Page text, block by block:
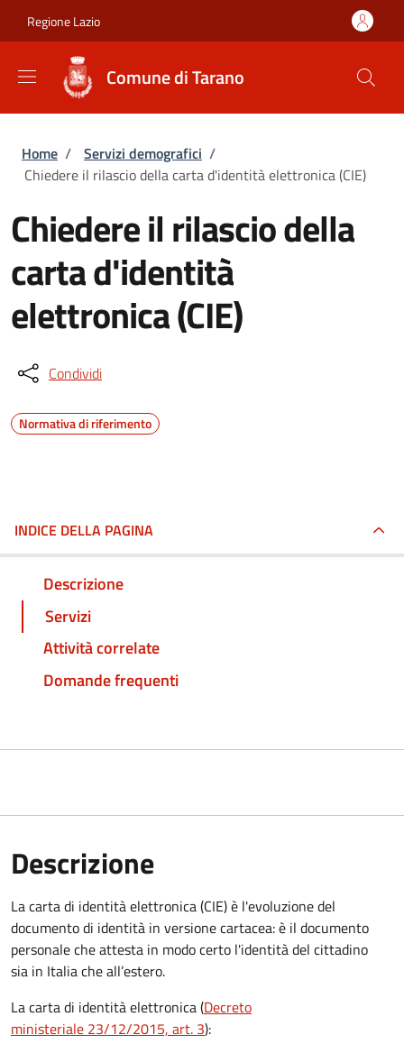
Regione Lazio
Comune di Tarano
Briciole di pane
Home / Servizi demografici /
Chiedere il rilascio della carta d'identità elettronica (CIE)
Chiedere il rilascio della
carta d'identità
elettronica (CIE)
Condividi
Normativa di riferimento
INDICE DELLA PAGINA
Descrizione
Servizi
Attività correlate
Domande frequenti
Descrizione
La carta di identità elettronica (CIE) è l'evoluzione del
documento di identità in versione cartacea: è il documento
personale che attesta in modo certo l'identità del cittadino
sia in Italia che all’estero.
La carta di identità elettronica (Decreto
ministeriale 23/12/2015, art. 3):